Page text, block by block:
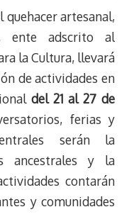
artesanal,
ente adscrito al
la Cultura, llevará
de actividades en
del 21 al 27 de
ferias y
serán la
ancestrales y la
contarán
y comunidades